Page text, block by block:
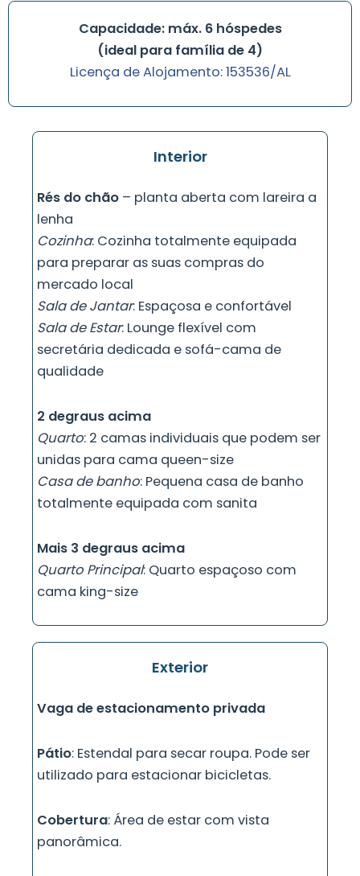
Capacidade: máx. 6 hóspedes
(ideal para família de 4)
Licença de Alojamento: 153536/AL
Interior
Rés do chão – planta aberta com lareira a
lenha
Cozinha: Cozinha totalmente equipada
para preparar as suas compras do
mercado local
Sala de Jantar: Espaçosa e confortável
Sala de Estar: Lounge flexível com
secretária dedicada e sofá-cama de
qualidade
2 degraus acima
Quarto: 2 camas individuais que podem ser
unidas para cama queen-size
Casa de banho: Pequena casa de banho
totalmente equipada com sanita
Mais 3 degraus acima
Quarto Principal: Quarto espaçoso com
cama king-size
Exterior
Vaga de estacionamento privada
Pátio: Estendal para secar roupa. Pode ser
utilizado para estacionar bicicletas.
Cobertura: Área de estar com vista
panorâmica.